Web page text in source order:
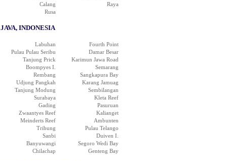
Calang
Raya
Rusa
JAVA, INDONESIA
Labuhan
Fourth Point
Pulau Pulau Seribu
Damar Besar
Tanjung Prick
Karimun Jawa Road
Boompyes I.
Semarang
Rembang
Sangkapura Bay
Udjung Pangkah
Karang Jamuag
Tanjung Modung
Sembilangan
Surabaya
Kleta Reef
Gading
Pasuruan
Zwaantyes Reef
Kalianget
Meinderts Reef
Ambunten
Tribung
Pulau Telango
Sanbi
Duiven I.
Banyuwangi
Segoro Wedi Bay
Chilachap
Genteng Bay